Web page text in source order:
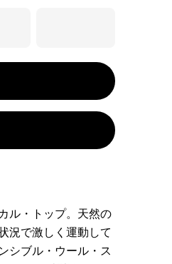
ル・トップ。天然の
況で激しく運動して
シブル・ウール・ス